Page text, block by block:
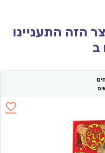
הזה התעניינו
ב